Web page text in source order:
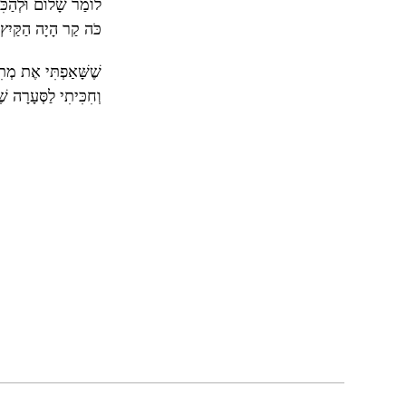
לוֹמַר שָׁלוֹם
כֹּה קַר הָיָה
שֶׁשָּׁאַפְתִּי אֶת
וְחִכִּיתִי לַסְּעָרָה